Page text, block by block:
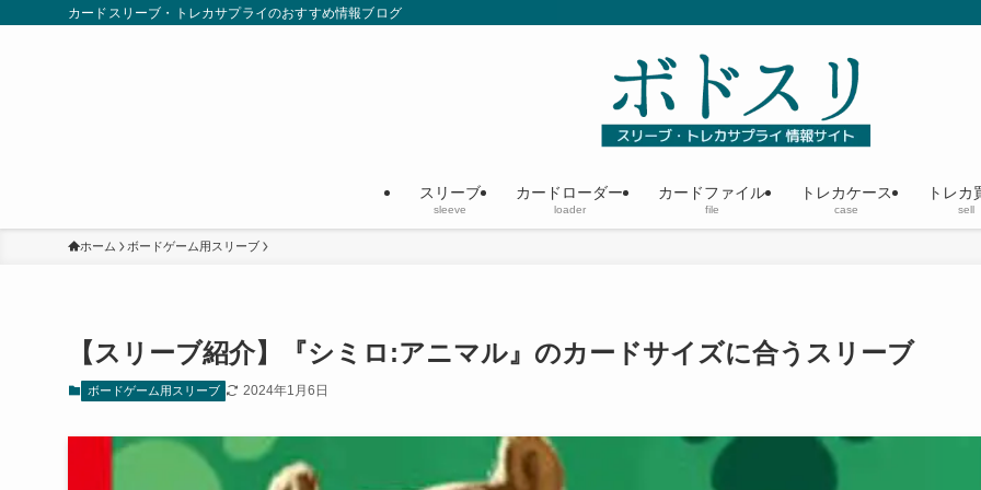
カードスリーブ・トレカサプライのおすすめ情報ブログ
スリーブ
sleeve
カードローダー
loader
カードファイル
file
トレカケース
case
トレカ
sell
ホーム ボードゲーム用スリーブ
【スリーブ紹介】『シミロ:アニマル』のカードサイズに合うスリーブ
ボードゲーム用スリーブ 2024年1月6日